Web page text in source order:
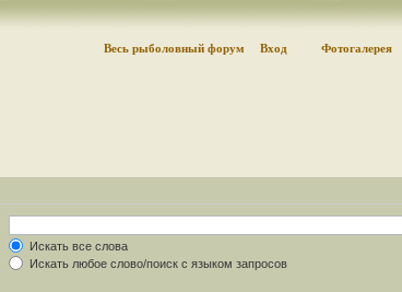
Весь рыболовный форум Вход Фотогалерея
Искать все слова
Искать любое слово/поиск с языком запросов